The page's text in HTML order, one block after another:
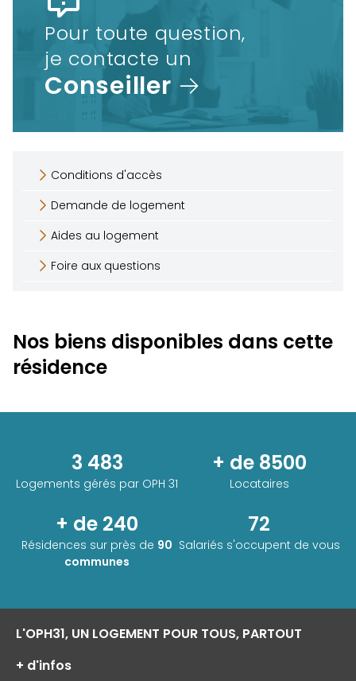
Pour toute question,
je contacte un
Conseiller
Conditions d'accès
Demande de logement
Aides au logement
Foire aux questions
Nos biens disponibles dans cette
résidence
3 483
Logements gérés par OPH 31
+ de 8500
Locataires
+ de 240
Résidences sur près de 90
communes
72
Salariés s'occupent de vous
L'OPH31, UN LOGEMENT POUR TOUS, PARTOUT
+ d'infos